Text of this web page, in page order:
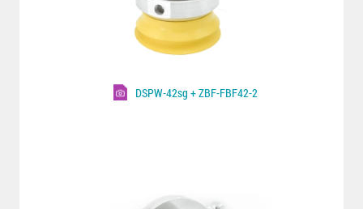
DSPW-42sg + ZBF-FBF42-2